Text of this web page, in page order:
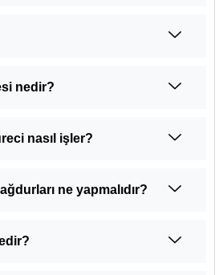
nedir?
nasıl işler?
ne yapmalıdır?